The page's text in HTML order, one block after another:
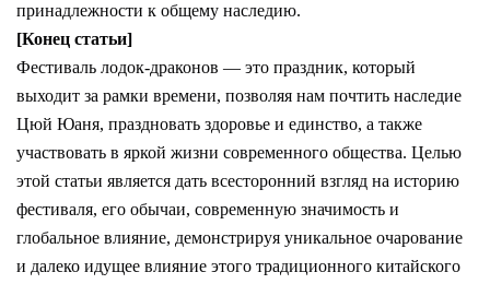
принадлежности к общему наследию.
[Конец статьи]
Фестиваль лодок-драконов — это праздник, который
выходит за рамки времени, позволяя нам почтить наследие
Цюй Юаня, праздновать здоровье и единство, а также
участвовать в яркой жизни современного общества. Целью
этой статьи является дать всесторонний взгляд на историю
фестиваля, его обычаи, современную значимость и
глобальное влияние, демонстрируя уникальное очарование
и далеко идущее влияние этого традиционного китайского